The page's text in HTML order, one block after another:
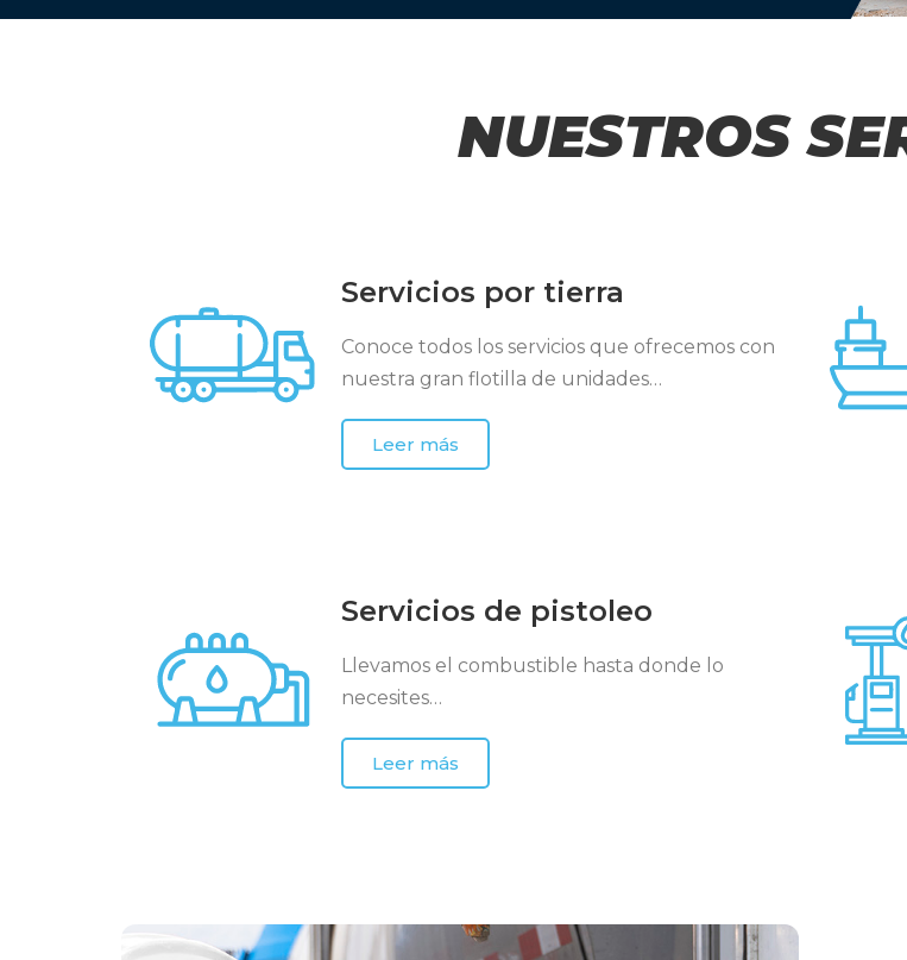
NUESTROS
Servicios por tierra
Conoce todos los servicios que ofrecemos con
nuestra gran flotilla de unidades…
Leer más
Servicios de pistoleo
Llevamos el combustible hasta donde lo
necesites…
Leer más